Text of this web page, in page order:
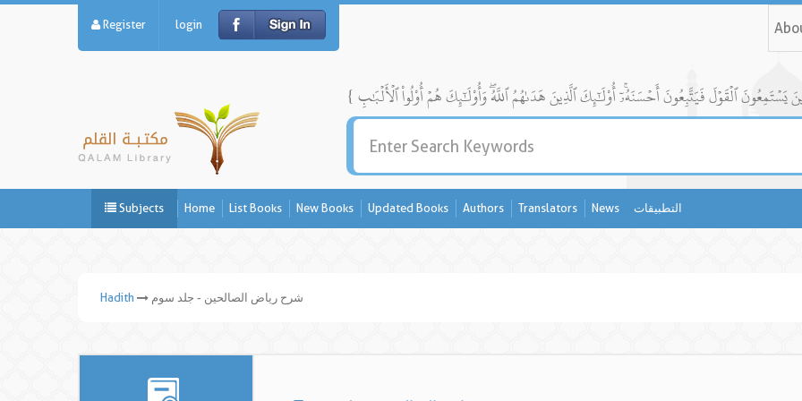
Register login
Subjects Home List Books New Books Updated Books Authors Translators News التطبيقات
Hadith شرح ریاض الصالحین - جلد سوم